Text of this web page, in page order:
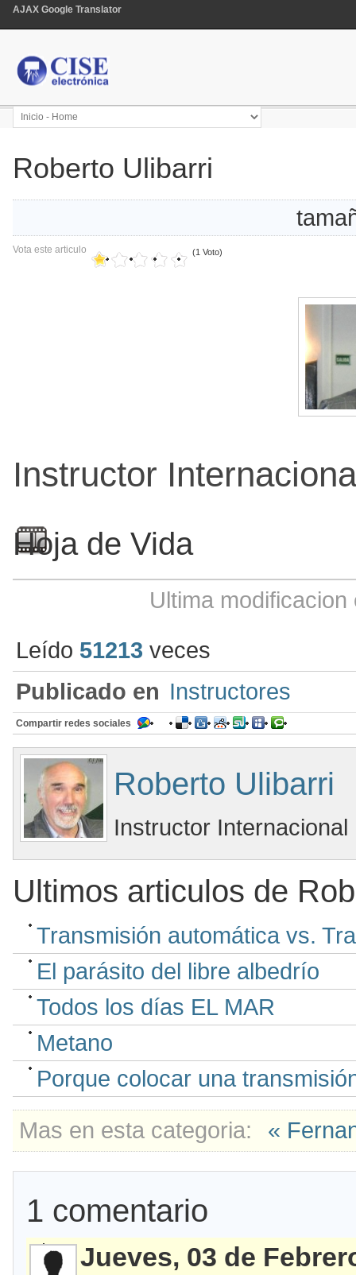
AJAX Google Translator
Roberto Ulibarri
Vota este articulo (1 Voto)
Instructor
Hoja de Vida
Ultima
Leído 51213 veces
Publicado en Instructores
Compartir redes sociales
Roberto Ulibarri
Instructor Internacional
Ultimos articulos de
Transmisión automática vs.
El parásito del libre albedrío
Todos los días EL MAR
Metano
Porque colocar una
Mas en esta categoria: «
1 comentario
Jueves, 03 de